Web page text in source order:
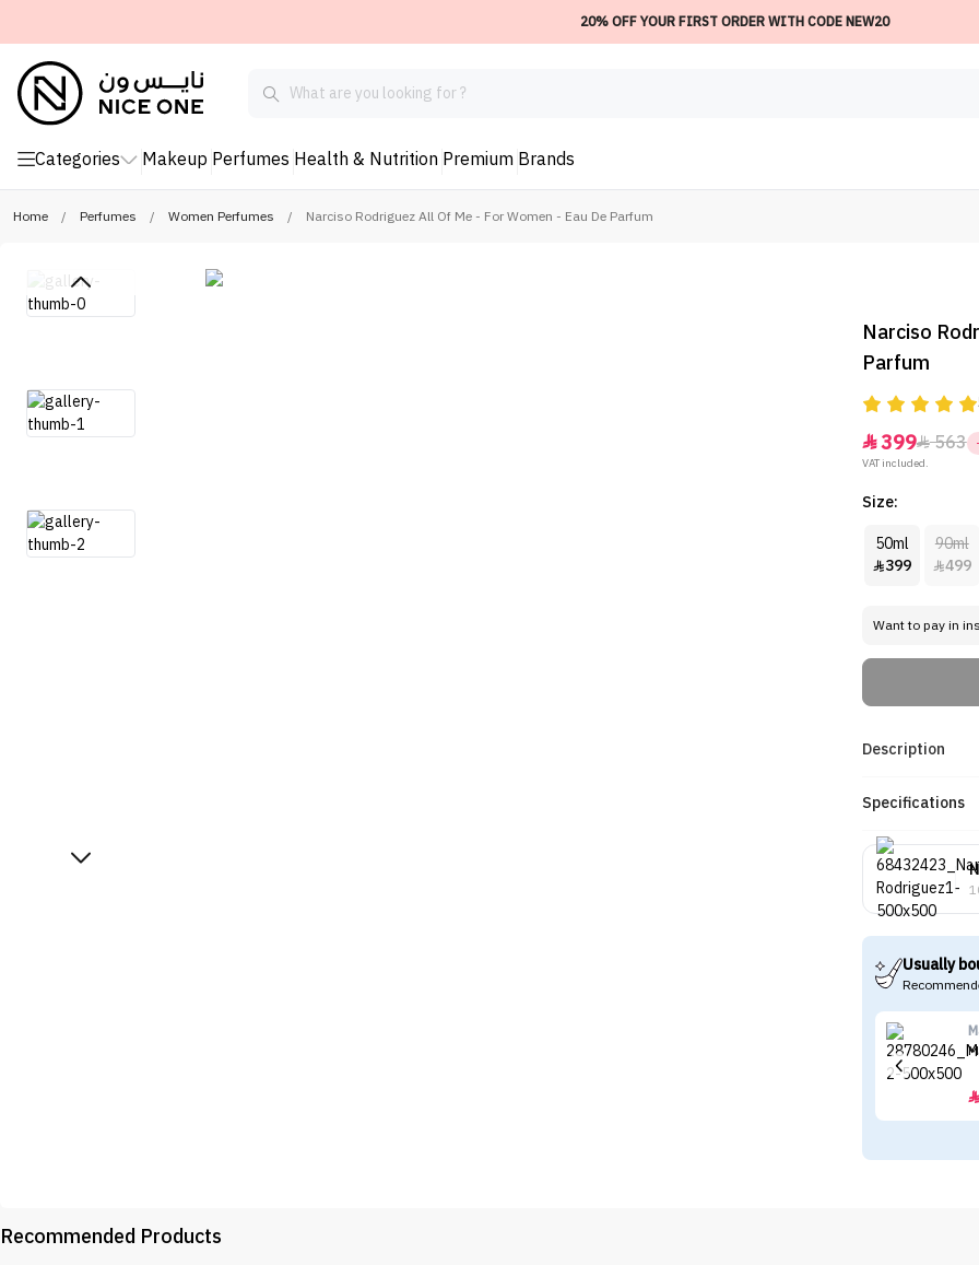
20% OFF YOUR FIRST ORDER WITH CODE NEW20
Categories Makeup Perfumes Health & Nutrition Premium Brands
Home / Perfumes / Women Perfumes / Narciso Rodriguez All Of Me - For Women - Eau De Parfum
Narciso
Parfum
399563
VAT included.
Size:
50ml
399
90ml
499
Want to pay in
Description
Specifications
Usually

Recommended Products